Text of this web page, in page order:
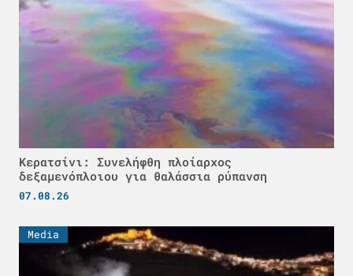
Κερατσίνι: Συνελήφθη πλοίαρχος
δεξαμενόπλοιου για θαλάσσια ρύπανση
07.08.26
Media